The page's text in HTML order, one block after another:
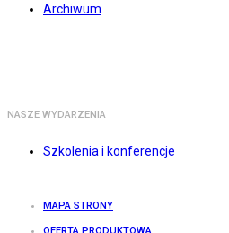
Archiwum
NASZE WYDARZENIA
Szkolenia i konferencje
MAPA STRONY